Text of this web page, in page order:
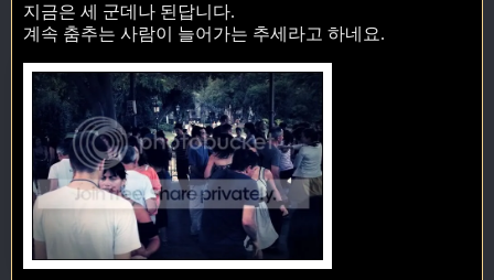
지금은 세 군데나 된답니다.
계속 춤추는 사람이 늘어가는 추세라고 하네요.